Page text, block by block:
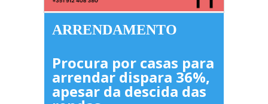
ARRENDAMENTO
Procura por casas para
arrendar dispara 36%,
apesar da descida das